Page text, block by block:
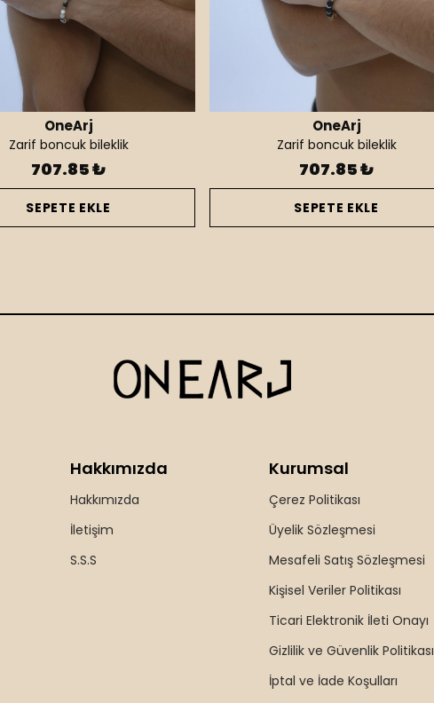
OneArj
Zarif boncuk bileklik
707.85 ₺
SEPETE EKLE
OneArj
Zarif boncuk bileklik
707.85 ₺
SEPETE EKLE
Hakkımızda
Hakkımızda
İletişim
S.S.S
Kurumsal
Çerez Politikası
Üyelik Sözleşmesi
Mesafeli Satış Sözleşmesi
Kişisel Veriler Politikası
Ticari Elektronik İleti Onayı
Gizlilik ve Güvenlik Politikası
İptal ve İade Koşulları